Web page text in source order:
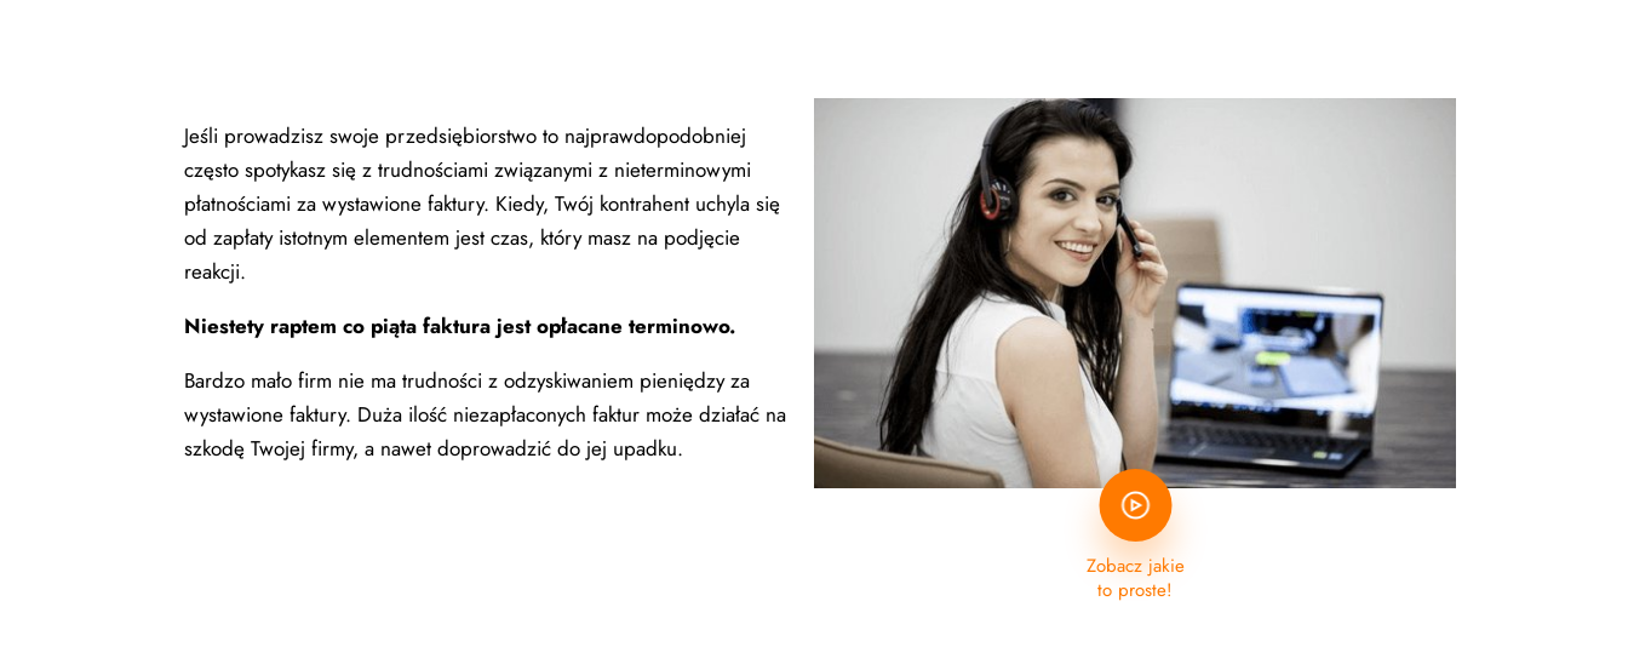
Jeśli prowadzisz swoje przedsiębiorstwo to najprawdopodobniej
często spotykasz się z trudnościami związanymi z nieterminowymi
płatnościami za wystawione faktury. Kiedy, Twój kontrahent uchyla się
od zapłaty istotnym elementem jest czas, który masz na podjęcie
reakcji.
Niestety raptem co piąta faktura jest opłacane terminowo.
Bardzo mało firm nie ma trudności z odzyskiwaniem pieniędzy za
wystawione faktury. Duża ilość niezapłaconych faktur może działać na
szkodę Twojej firmy, a nawet doprowadzić do jej upadku.
Zobacz jakie
to proste!